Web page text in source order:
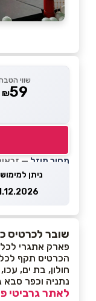
שווי
₪59
מחיר מוזל — זכאות עד 5
ניתן
שובר לכרטיס
פארק אתגרי לכל
הכרטיס תקף
חולון, בת ים,
נתניה וכפר סבא
לאתר גרביטי